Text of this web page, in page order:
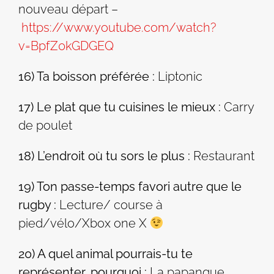
nouveau départ –
https://www.youtube.com/watch?
v=BpfZ0kGDGEQ
16) Ta boisson préférée : Liptonic
17) Le plat que tu cuisines le mieux : Carry
de poulet
18) L’endroit où tu sors le plus : Restaurant
19) Ton passe-temps favori autre que le
rugby : Lecture/ course à
pied/vélo/Xbox one X
20) A quel animal pourrais-tu te